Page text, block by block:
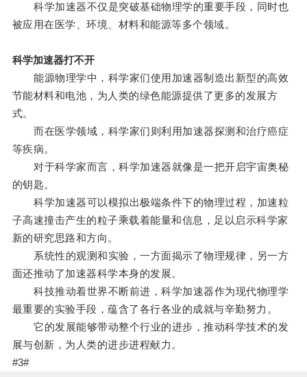
科学加速器不仅是突破基础物理学的重要手段，同时也
被应用在医学、环境、材料和能源等多个领域。
科学加速器打不开
能源物理学中，科学家们使用加速器制造出新型的高效
节能材料和电池，为人类的绿色能源提供了更多的发展方
式。
而在医学领域，科学家们则利用加速器探测和治疗癌症
等疾病。
对于科学家而言，科学加速器就像是一把开启宇宙奥秘
的钥匙。
科学加速器可以模拟出极端条件下的物理过程，加速粒
子高速撞击产生的粒子乘载着能量和信息，足以启示科学家
新的研究思路和方向。
系统性的观测和实验，一方面揭示了物理规律，另一方
面还推动了加速器科学本身的发展。
科技推动着世界不断前进，科学加速器作为现代物理学
最重要的实验手段，蕴含了各行各业的成就与辛勤努力。
它的发展能够带动整个行业的进步，推动科学技术的发
展与创新，为人类的进步进程献力。
#3#